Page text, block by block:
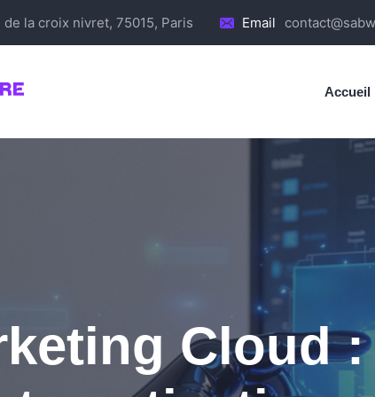
de la croix nivret, 75015, Paris Email
Accueil
Cloud